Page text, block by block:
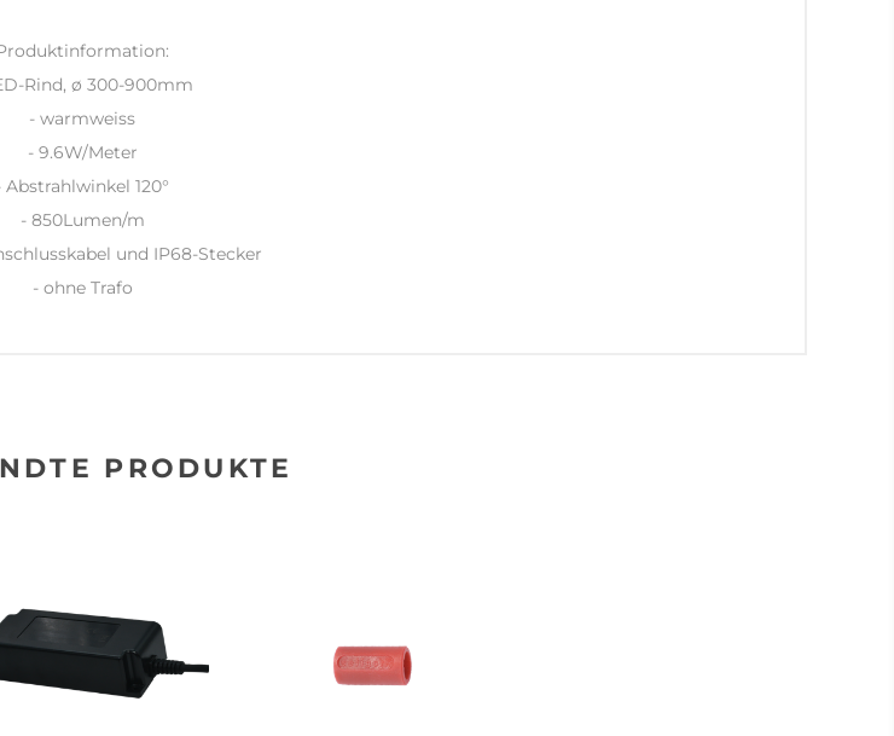
Rind, ø 300-900mm
- warmweiss
- 9.6W/Meter
Abstrahlwinkel 120°
- 850Lumen/m
und IP68-Stecker
- ohne Trafo
PRODUKTE